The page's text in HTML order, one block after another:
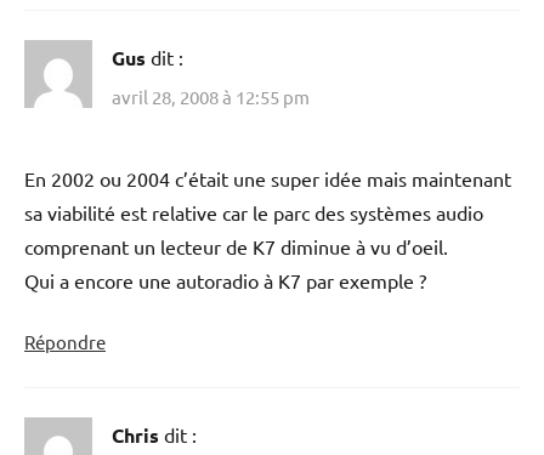
Gus dit :
avril 28, 2008 à 12:55 pm
En 2002 ou 2004 c’était une super idée mais maintenant
sa viabilité est relative car le parc des systèmes audio
comprenant un lecteur de K7 diminue à vu d’oeil.
Qui a encore une autoradio à K7 par exemple ?
Répondre
Chris dit :